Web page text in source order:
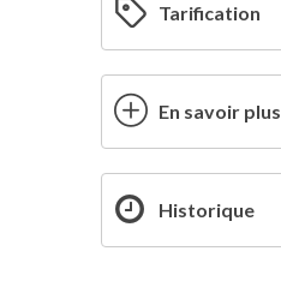
Tarification
En savoir plus
Historique